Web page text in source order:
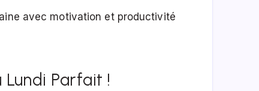
avec motivation et productivité
Parfait !